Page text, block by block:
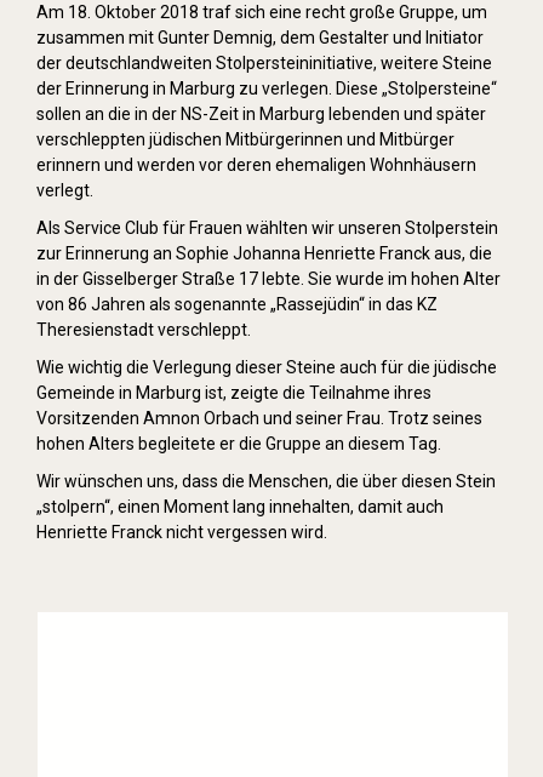
Am 18. Oktober 2018 traf sich eine recht große Gruppe, um
zusammen mit Gunter Demnig, dem Gestalter und Initiator
der deutschlandweiten Stolpersteininitiative, weitere Steine
der Erinnerung in Marburg zu verlegen. Diese „Stolpersteine“
sollen an die in der NS-Zeit in Marburg lebenden und später
verschleppten jüdischen Mitbürgerinnen und Mitbürger
erinnern und werden vor deren ehemaligen Wohnhäusern
verlegt.
Als Service Club für Frauen wählten wir unseren Stolperstein
zur Erinnerung an Sophie Johanna Henriette Franck aus, die
in der Gisselberger Straße 17 lebte. Sie wurde im hohen Alter
von 86 Jahren als sogenannte „Rassejüdin“ in das KZ
Theresienstadt verschleppt.
Wie wichtig die Verlegung dieser Steine auch für die jüdische
Gemeinde in Marburg ist, zeigte die Teilnahme ihres
Vorsitzenden Amnon Orbach und seiner Frau. Trotz seines
hohen Alters begleitete er die Gruppe an diesem Tag.
Wir wünschen uns, dass die Menschen, die über diesen Stein
„stolpern“, einen Moment lang innehalten, damit auch
Henriette Franck nicht vergessen wird.